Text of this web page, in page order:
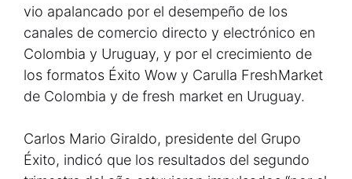
vio apalancado por el desempeño de los
canales de comercio directo y electrónico en
Colombia y Uruguay, y por el crecimiento de
los formatos Éxito Wow y Carulla FreshMarket
de Colombia y de fresh market en Uruguay.
Carlos Mario Giraldo, presidente del Grupo
Éxito, indicó que los resultados del segundo